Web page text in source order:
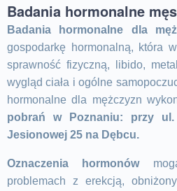
Badania hormonalne
Badania hormonalne dla
gospodarkę hormonalną, która
sprawność fizyczną, libido,
wygląd ciała i ogólne
hormonalne dla mężczyzn
pobrań w Poznaniu: przy
Jesionowej 25 na Dębcu.
Oznaczenia hormonów
problemach z erekcją,